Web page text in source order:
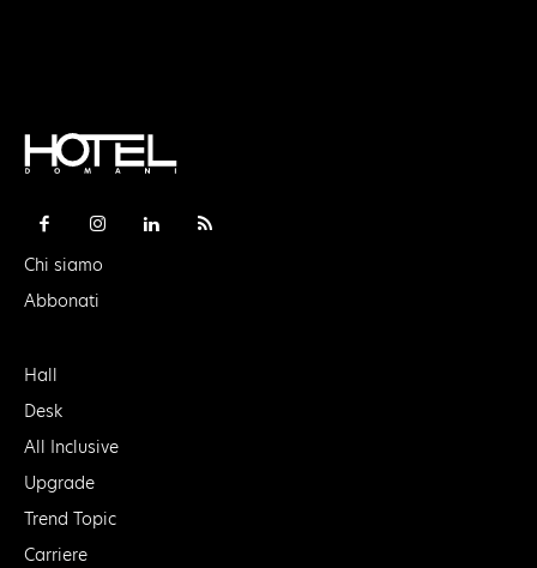
Chi siamo
Abbonati
Hall
Desk
All Inclusive
Upgrade
Trend Topic
Carriere